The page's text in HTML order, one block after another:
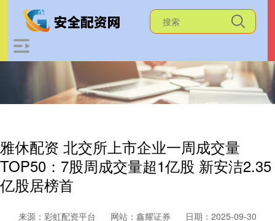
雅休配资 北交所上市企业一周成交量
TOP50：7股周成交量超1亿股 新安洁2.35
亿股居榜首
来源：彩虹配资平台 网站：鑫耀证券
日期：2025-09-30